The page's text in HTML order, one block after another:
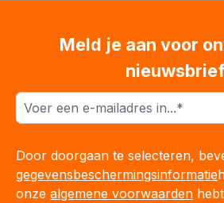
Meld je aan voor
Door doorgaan te selecteren,
gegevensbeschermingsinformatie
onze algemene voorwaarden